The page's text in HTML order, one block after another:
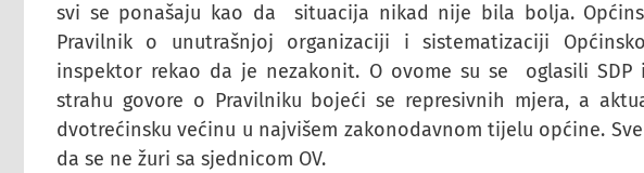
svi se ponašaju kao da situacija nikad nije bila bolja.
Pravilnik o unutrašnjoj organizaciji i sistematizaciji
inspektor rekao da je nezakonit. O ovome su se oglasili
strahu govore o Pravilniku bojeći se represivnih mjera, a
dvotrećinsku većinu u najvišem zakonodavnom tijelu općine.
da se ne žuri sa sjednicom OV.